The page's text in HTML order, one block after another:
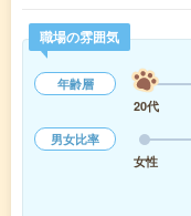
職場の雰囲気
年齢層
20代
男女比率
女性